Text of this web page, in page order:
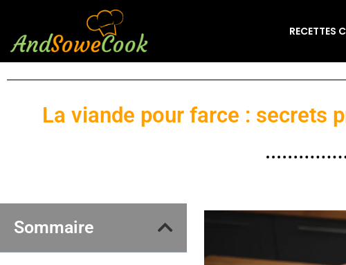
RECETTES
La viande pour farce : secrets
Sommaire